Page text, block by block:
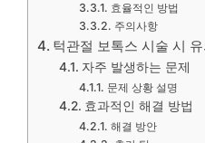
효율적인 방법
주의사항
턱관절 보톡스 시술 시
자주 발생하는 문제
문제 상황 설명
효과적인 해결 방법
해결 방안